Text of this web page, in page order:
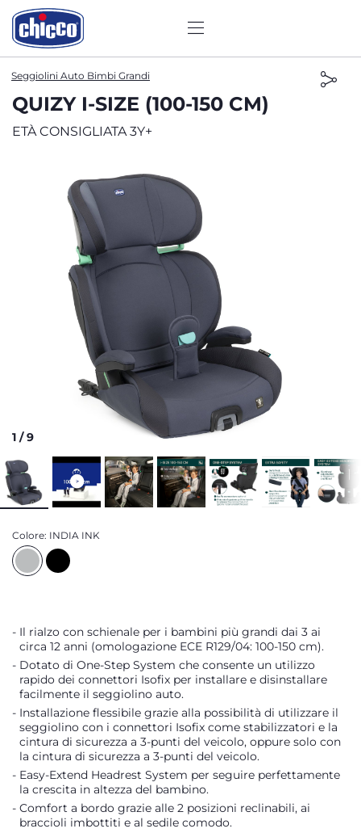
Seggiolini Auto Bimbi Grandi
QUIZY I-SIZE (100-150 CM)
ETÀ CONSIGLIATA 3Y+
1 /9
Colore: INDIA INK
Il rialzo con schienale per i bambini più grandi dai 3 ai
circa 12 anni (omologazione ECE R129/04: 100-150 cm).
Dotato di One-Step System che consente un utilizzo
rapido dei connettori Isofix per installare e disinstallare
facilmente il seggiolino auto.
Installazione flessibile grazie alla possibilità di utilizzare il
seggiolino con i connettori Isofix come stabilizzatori e la
cintura di sicurezza a 3-punti del veicolo, oppure solo con
la cintura di sicurezza a 3-punti del veicolo.
Easy-Extend Headrest System per seguire perfettamente
la crescita in altezza del bambino.
Comfort a bordo grazie alle 2 posizioni reclinabili, ai
braccioli imbottiti e al sedile comodo.